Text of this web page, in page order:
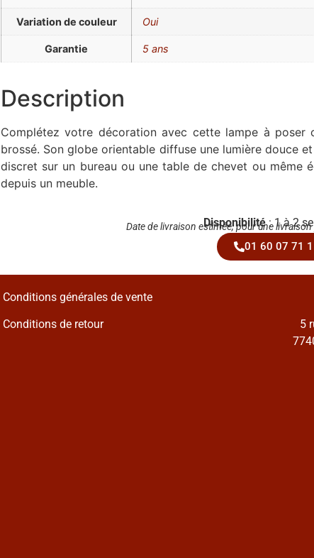
Variation de couleur Oui
Garantie 5 ans
Description
Complétez votre décoration avec cette lampe à
brossé. Son globe orientable diffuse une lumière douce
discret sur un bureau ou une table de chevet ou même
depuis un meuble.
Disponibilité: 1 à 2
Date de livraison estimée, pour une
01 60 07 71
Conditions générales de vente
Conditions de retour
5